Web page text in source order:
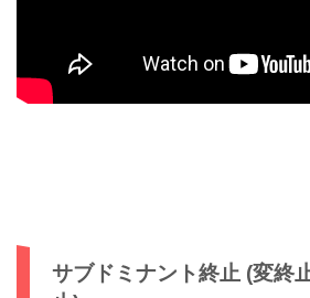
サブドミナント終止 (変終